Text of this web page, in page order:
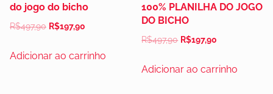
do jogo do bicho
R$497,90 R$197,90
Adicionar ao carrinho
100% PLANILHA DO JOGO
DO BICHO
R$497,90 R$197,90
Adicionar ao carrinho